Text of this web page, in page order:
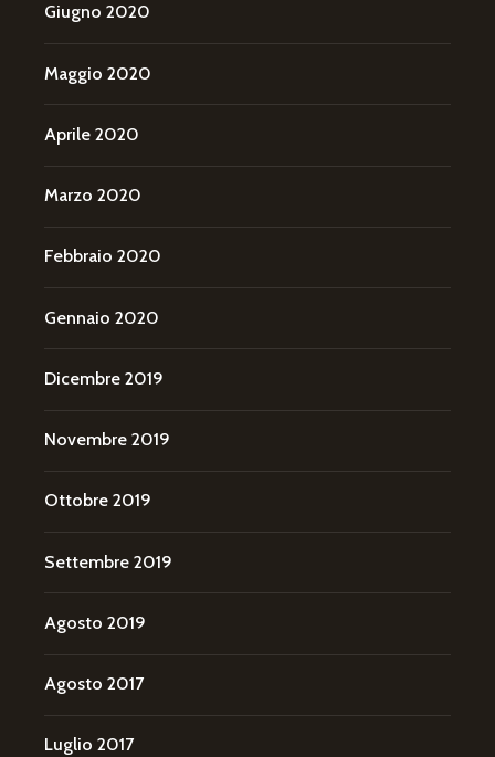
Giugno 2020
Maggio 2020
Aprile 2020
Marzo 2020
Febbraio 2020
Gennaio 2020
Dicembre 2019
Novembre 2019
Ottobre 2019
Settembre 2019
Agosto 2019
Agosto 2017
Luglio 2017